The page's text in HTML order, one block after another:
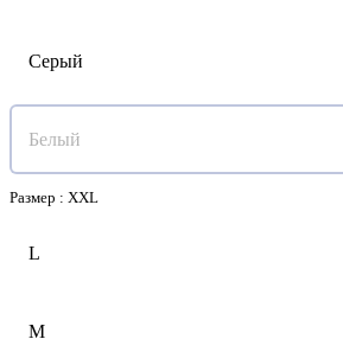
Серый
Белый
Размер : XXL
L
M